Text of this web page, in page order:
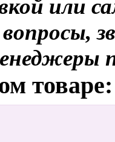
или
товаре: